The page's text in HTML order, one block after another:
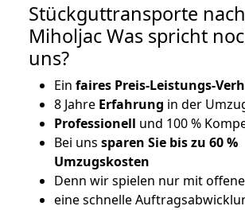
Stückguttransporte
Miholjac Was spricht
uns?
Ein faires Preis-Leistungs-
8 Jahre Erfahrung in der
Professionell und 100 %
Bei uns sparen Sie bis zu 60 %
Umzugskosten
Denn wir spielen nur mit
eine schnelle